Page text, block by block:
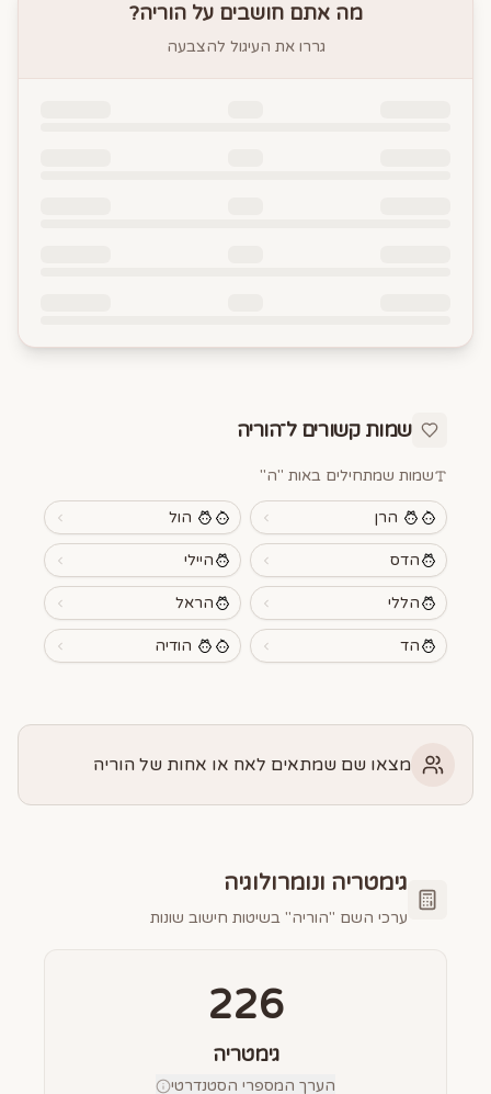
מה אתם חושבים עלהוריה?
גררו את העיגול להצבעה
שמות קשורים ל־הוריה
שמות שמתחילים באות "ה"
הרן הול
הדס היילי
הללי הראל
הד הודיה
מצאו שם שמתאים לאח או אחות של הוריה
גימטריה ונומרולוגיה
ערכי השם "הוריה" בשיטות חישוב שונות
226
גימטריה
הערך המספרי הסטנדרטי